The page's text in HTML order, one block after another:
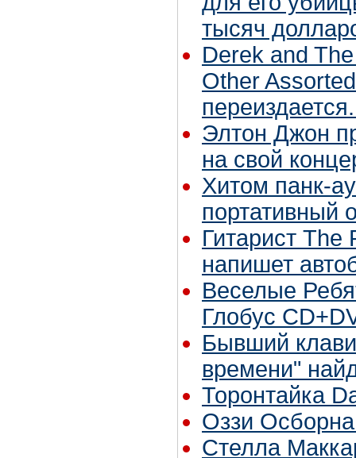
тысяч
Derek and
Other
Элтон Джон
на свой
Хитом панк-
портативный
Гитарист The
напишет
Веселые
Глобус
Бывший
времени"
Торонтайка
Оззи
Стелла